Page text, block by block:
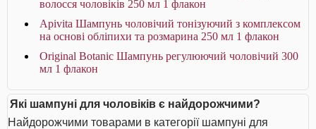
волосся чоловіків 250 мл 1 флакон
Apivita Шампунь чоловічий тонізуючий з комплексом
на основі обліпихи та розмарина 250 мл 1 флакон
Original Botanic Шампунь регулюючий чоловічий 300
мл 1 флакон
Які шампуні для чоловіків є найдорожчими?
Найдорожчими товарами в категорії шампуні для